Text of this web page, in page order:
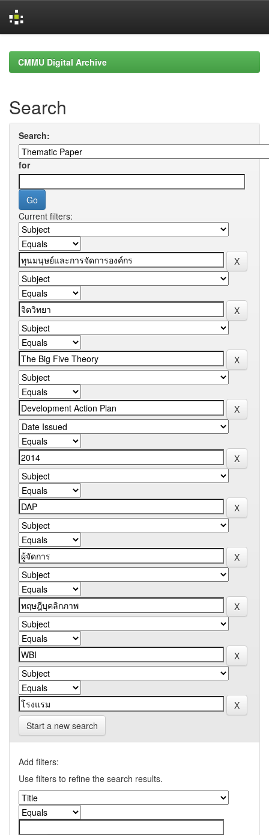
navigationCMMU Digital Archive
Search
Search:
for
Current filters:
Start a new search
Add filters:
Use filters to refine the search results.